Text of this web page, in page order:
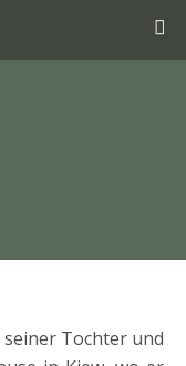
Tochter und